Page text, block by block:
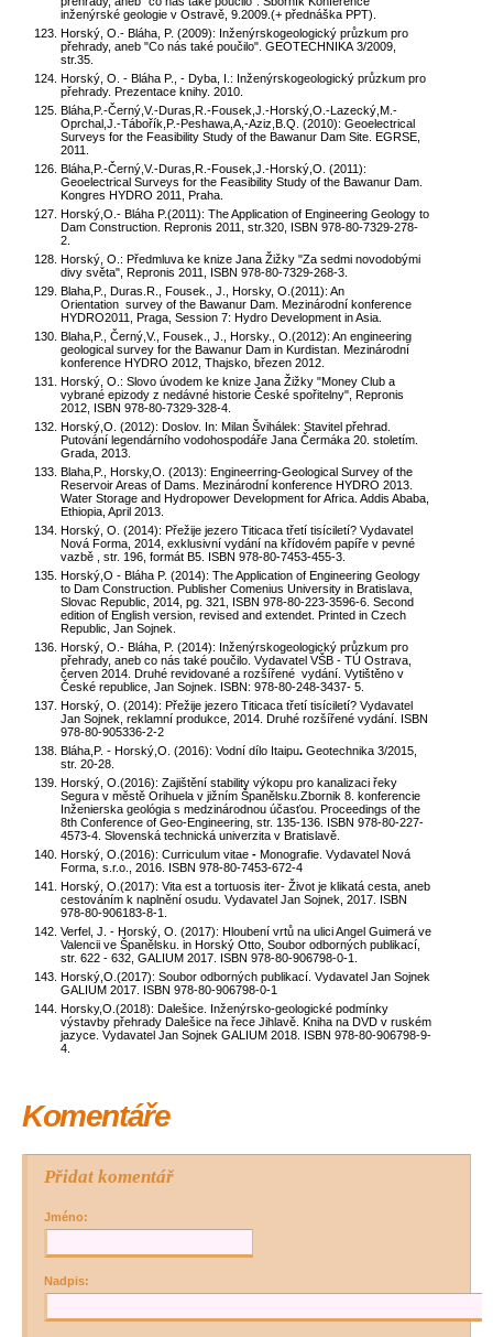
inženýrské geologie v Ostravě, 9.2009.(+ přednáška PPT).
Horský, O.- Bláha, P. (2009): Inženýrskogeologický průzkum pro
přehrady, aneb "Co nás také poučilo". GEOTECHNIKA 3/2009,
str.35.
Horský, O. - Bláha P., - Dyba, I.: Inženýrskogeologický průzkum pro
přehrady. Prezentace knihy. 2010.
Bláha,P.-Černý,V.-Duras,R.-Fousek,J.-Horský,O.-Lazecký,M.-
Oprchal,J.-Tábořík,P.-Peshawa,A,-Aziz,B.Q. (2010): Geoelectrical
Surveys for the Feasibility Study of the Bawanur Dam Site. EGRSE,
2011.
Bláha,P.-Černý,V.-Duras,R.-Fousek,J.-Horský,O. (2011):
Geoelectrical Surveys for the Feasibility Study of the Bawanur Dam.
Kongres HYDRO 2011, Praha.
Horský,O.- Bláha P.(2011): The Application of Engineering Geology to
Dam Construction. Repronis 2011, str.320, ISBN 978-80-7329-278-
2.
Horský, O.: Předmluva ke knize Jana Žižky "Za sedmi novodobými
divy světa", Repronis 2011, ISBN 978-80-7329-268-3.
Blaha,P., Duras.R., Fousek., J., Horsky, O.(2011): An
Orientation survey of the Bawanur Dam. Mezinárodní konference
HYDRO2011, Praga, Session 7: Hydro Development in Asia.
Blaha,P., Černý,V., Fousek., J., Horsky., O.(2012): An engineering
geological survey for the Bawanur Dam in Kurdistan. Mezinárodní
konference HYDRO 2012, Thajsko, březen 2012.
Horský, O.: Slovo úvodem ke knize Jana Žižky "Money Club a
vybrané epizody z nedávné historie České spořitelny", Repronis
2012, ISBN 978-80-7329-328-4.
Horský,O. (2012): Doslov. In: Milan Švihálek: Stavitel přehrad.
Putování legendárního vodohospodáře Jana Čermáka 20. stoletím.
Grada, 2013.
Blaha,P., Horsky,O. (2013): Engineerring-Geological Survey of the
Reservoir Areas of Dams. Mezinárodní konference HYDRO 2013.
Water Storage and Hydropower Development for Africa. Addis Ababa,
Ethiopia, April 2013.
Horský, O. (2014): Přežije jezero Titicaca třetí tisíciletí? Vydavatel
Nová Forma, 2014, exklusivní vydání na křídovém papíře v pevné
vazbě , str. 196, formát B5. ISBN 978-80-7453-455-3.
Horský,O - Bláha P. (2014): The Application of Engineering Geology
to Dam Construction. Publisher Comenius University in Bratislava,
Slovac Republic, 2014, pg. 321, ISBN 978-80-223-3596-6. Second
edition of English version, revised and extendet. Printed in Czech
Republic, Jan Sojnek.
Horský, O.- Bláha, P. (2014): Inženýrskogeologický průzkum pro
přehrady, aneb co nás také poučilo. Vydavatel VŠB - TÚ Ostrava,
červen 2014. Druhé revidované a rozšířené vydání. Vytištěno v
České republice, Jan Sojnek. ISBN: 978-80-248-3437- 5.
Horský, O. (2014): Přežije jezero Titicaca třetí tisíciletí? Vydavatel
Jan Sojnek, reklamní produkce, 2014. Druhé rozšířené vydání. ISBN
978-80-905336-2-2
Bláha,P. - Horský,O. (2016): Vodní dílo Itaipu. Geotechnika 3/2015,
str. 20-28.
Horský, O.(2016): Zajištění stability výkopu pro kanalizaci řeky
Segura v městě Orihuela v jižním Španělsku.Zbornik 8. konferencie
Inženierska geológia s medzinárodnou účasťou. Proceedings of the
8th Conference of Geo-Engineering, str. 135-136. ISBN 978-80-227-
4573-4. Slovenská technická univerzita v Bratislavě.
Horský, O.(2016): Curriculum vitae - Monografie. Vydavatel Nová
Forma, s.r.o., 2016. ISBN 978-80-7453-672-4
Horský, O.(2017): Vita est a tortuosis iter- Život je klikatá cesta, aneb
cestováním k naplnění osudu. Vydavatel Jan Sojnek, 2017. ISBN
978-80-906183-8-1.
Verfel, J. - Horský, O. (2017): Hloubení vrtů na ulici Angel Guimerá ve
Valencii ve Španělsku. in Horský Otto, Soubor odborných publikací,
str. 622 - 632, GALIUM 2017. ISBN 978-80-906798-0-1.
Horský,O.(2017): Soubor odborných publikací. Vydavatel Jan Sojnek
GALIUM 2017. ISBN 978-80-906798-0-1
Horsky,O.(2018): Dalešice. Inženýrsko-geologické podmínky
výstavby přehrady Dalešice na řece Jihlavě. Kniha na DVD v ruském
jazyce. Vydavatel Jan Sojnek GALIUM 2018. ISBN 978-80-906798-9-
4.
Komentáře
Přidat komentář
Jméno:
Nadpis: